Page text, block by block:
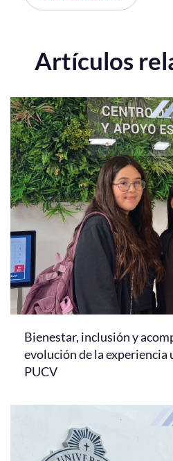
Artículos
Bienestar, inclusión y
evolución de la experiencia
PUCV